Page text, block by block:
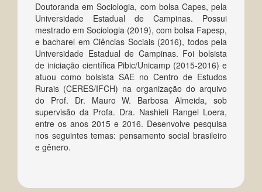
Doutoranda em Sociologia, com bolsa Capes, pela
Universidade Estadual de Campinas. Possui
mestrado em Sociologia (2019), com bolsa Fapesp,
e bacharel em Ciências Sociais (2016), todos pela
Universidade Estadual de Campinas. Foi bolsista
de iniciação científica Pibic/Unicamp (2015-2016) e
atuou como bolsista SAE no Centro de Estudos
Rurais (CERES/IFCH) na organização do arquivo
do Prof. Dr. Mauro W. Barbosa Almeida, sob
supervisão da Profa. Dra. Nashieli Rangel Loera,
entre os anos 2015 e 2016. Desenvolve pesquisa
nos seguintes temas: pensamento social brasileiro
e gênero.